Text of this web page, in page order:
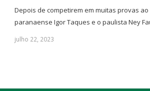
Depois de competirem em muitas provas
paranaense Igor Taques e o paulista Ney
julho 22, 2023